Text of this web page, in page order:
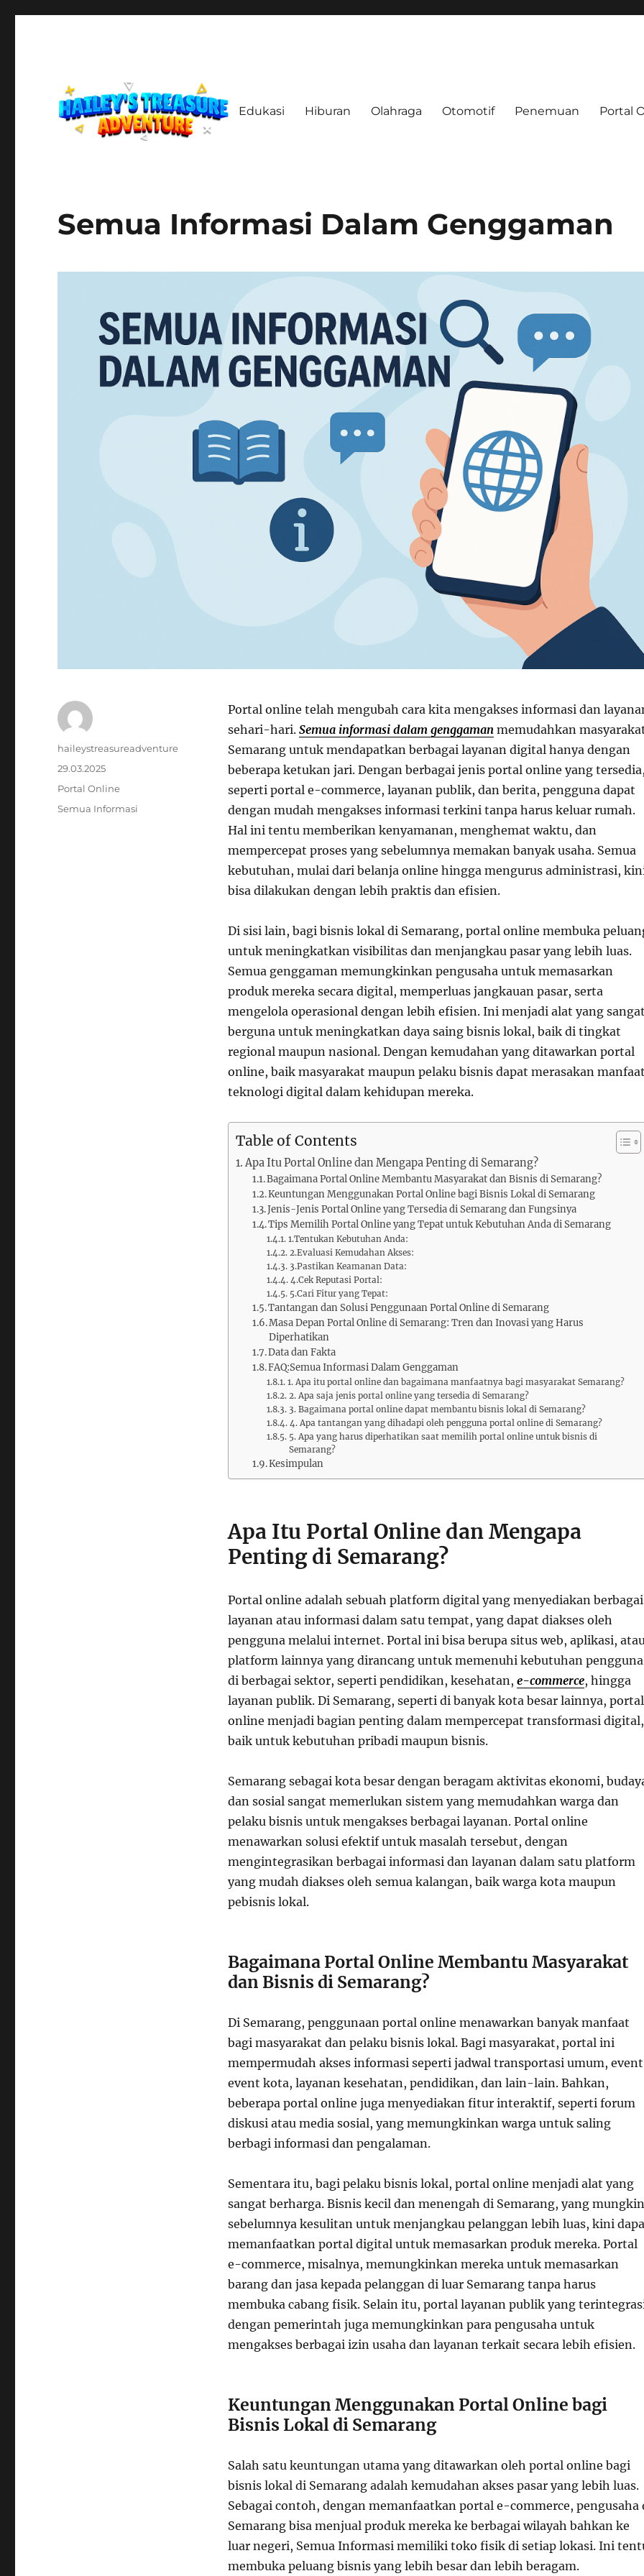
Edukasi Hiburan Olahraga Otomotif Penemuan Portal
Semua Informasi Dalam Genggaman
Portal online telah mengubah cara kita mengakses informasi dan
sehari-hari. Semua informasi dalam genggamanmemudahkan
Semarang untuk mendapatkan berbagai layanan digital hanya dengan
beberapa ketukan jari. Dengan berbagai jenis portal online yang
seperti portal e-commerce, layanan publik, dan berita, pengguna dapat
dengan mudah mengakses informasi terkini tanpa harus keluar rumah.
Hal ini tentu memberikan kenyamanan, menghemat waktu, dan
mempercepat proses yang sebelumnya memakan banyak usaha. Semua
kebutuhan, mulai dari belanja online hingga mengurus administrasi,
bisa dilakukan dengan lebih praktis dan efisien.
Di sisi lain, bagi bisnis lokal di Semarang, portal online membuka
untuk meningkatkan visibilitas dan menjangkau pasar yang lebih luas.
Semua genggaman memungkinkan pengusaha untuk memasarkan
produk mereka secara digital, memperluas jangkauan pasar, serta
mengelola operasional dengan lebih efisien. Ini menjadi alat yang
berguna untuk meningkatkan daya saing bisnis lokal, baik di tingkat
regional maupun nasional. Dengan kemudahan yang ditawarkan portal
online, baik masyarakat maupun pelaku bisnis dapat merasakan
teknologi digital dalam kehidupan mereka.
Table of Contents
Apa Itu Portal Online dan Mengapa Penting di Semarang?
Bagaimana Portal Online Membantu Masyarakat dan Bisnis di Semarang?
Keuntungan Menggunakan Portal Online bagi Bisnis Lokal di Semarang
Jenis-Jenis Portal Online yang Tersedia di Semarang dan Fungsinya
Tips Memilih Portal Online yang Tepat untuk Kebutuhan Anda di Semarang
1.Tentukan Kebutuhan Anda:
2.Evaluasi Kemudahan Akses:
3.Pastikan Keamanan Data:
4.Cek Reputasi Portal:
5.Cari Fitur yang Tepat:
Tantangan dan Solusi Penggunaan Portal Online di Semarang
Masa Depan Portal Online di Semarang: Tren dan Inovasi yang Harus
Diperhatikan
Data dan Fakta
FAQ:Semua Informasi Dalam Genggaman
1. Apa itu portal online dan bagaimana manfaatnya bagi masyarakat Semarang?
2. Apa saja jenis portal online yang tersedia di Semarang?
3. Bagaimana portal online dapat membantu bisnis lokal di Semarang?
4. Apa tantangan yang dihadapi oleh pengguna portal online di Semarang?
5. Apa yang harus diperhatikan saat memilih portal online untuk bisnis di
Semarang?
Kesimpulan
Apa Itu Portal Online dan Mengapa
Penting di Semarang?
Portal online adalah sebuah platform digital yang menyediakan berbagai
layanan atau informasi dalam satu tempat, yang dapat diakses oleh
pengguna melalui internet. Portal ini bisa berupa situs web, aplikasi,
platform lainnya yang dirancang untuk memenuhi kebutuhan pengguna
di berbagai sektor, seperti pendidikan, kesehatan, e-commerce, hingga
layanan publik. Di Semarang, seperti di banyak kota besar lainnya, portal
online menjadi bagian penting dalam mempercepat transformasi digital,
baik untuk kebutuhan pribadi maupun bisnis.
Semarang sebagai kota besar dengan beragam aktivitas ekonomi,
dan sosial sangat memerlukan sistem yang memudahkan warga dan
pelaku bisnis untuk mengakses berbagai layanan. Portal online
menawarkan solusi efektif untuk masalah tersebut, dengan
mengintegrasikan berbagai informasi dan layanan dalam satu platform
yang mudah diakses oleh semua kalangan, baik warga kota maupun
pebisnis lokal.
Bagaimana Portal Online Membantu Masyarakat
dan Bisnis di Semarang?
Di Semarang, penggunaan portal online menawarkan banyak manfaat
bagi masyarakat dan pelaku bisnis lokal. Bagi masyarakat, portal ini
mempermudah akses informasi seperti jadwal transportasi umum,
event kota, layanan kesehatan, pendidikan, dan lain-lain. Bahkan,
beberapa portal online juga menyediakan fitur interaktif, seperti forum
diskusi atau media sosial, yang memungkinkan warga untuk saling
berbagi informasi dan pengalaman.
Sementara itu, bagi pelaku bisnis lokal, portal online menjadi alat yang
sangat berharga. Bisnis kecil dan menengah di Semarang, yang mungkin
sebelumnya kesulitan untuk menjangkau pelanggan lebih luas, kini
memanfaatkan portal digital untuk memasarkan produk mereka. Portal
e-commerce, misalnya, memungkinkan mereka untuk memasarkan
barang dan jasa kepada pelanggan di luar Semarang tanpa harus
membuka cabang fisik. Selain itu, portal layanan publik yang
dengan pemerintah juga memungkinkan para pengusaha untuk
mengakses berbagai izin usaha dan layanan terkait secara lebih efisien.
Keuntungan Menggunakan Portal Online bagi
Bisnis Lokal di Semarang
Salah satu keuntungan utama yang ditawarkan oleh portal online bagi
bisnis lokal di Semarang adalah kemudahan akses pasar yang lebih luas.
Sebagai contoh, dengan memanfaatkan portal e-commerce, pengusaha
Semarang bisa menjual produk mereka ke berbagai wilayah bahkan ke
luar negeri, Semua Informasi memiliki toko fisik di setiap lokasi. Ini
membuka peluang bisnis yang lebih besar dan lebih beragam.
Author
haileystreasureadventure
Posted
29.03.2025
Categories
Portal Online
Tags
Semua Informasi